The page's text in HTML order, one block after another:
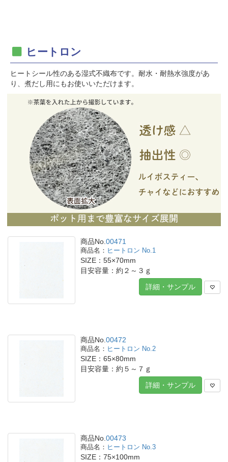
ヒートロン
ヒートシール性のある湿式不織布です。耐水・耐熱水強度があ
り、煮だし用にもお使いいただけます。
商品No.00471
ヒートロン No.1
SIZE：55×70mm
目安容量：約２～３ｇ
詳細・サンプル
商品No. 00472
ヒートロン No.2
SIZE：65×80mm
目安容量：約５～７ｇ
詳細・サンプル
商品No. 00473
ヒートロン No.3
SIZE：75×100mm